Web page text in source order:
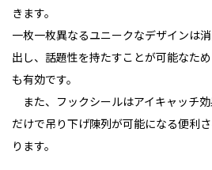
きます。
一枚一枚異なるユニークなデザインは
出し、話題性を持たすことが可能なた
も有効です。
また、フックシールはアイキャッチ
だけで吊り下げ陳列が可能になる便利
ります。